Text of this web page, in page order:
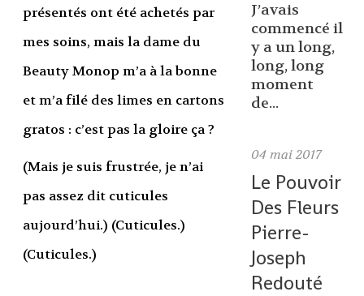
présentés ont été achetés par
mes soins, mais la dame du
Beauty Monop m’a à la bonne
et m’a filé des limes en cartons
gratos : c’est pas la gloire ça ?
(Mais je suis frustrée, je n’ai
pas assez dit cuticules
aujourd’hui.) (Cuticules.)
(Cuticules.)
J’avais
commencé il
y a un long,
long, long
moment
de...
04 mai 2017
Le Pouvoir
Des Fleurs
Pierre-
Joseph
Redouté